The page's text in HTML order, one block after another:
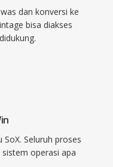
dan konversi ke
bisa diakses
SoX. Seluruh proses
operasi apa